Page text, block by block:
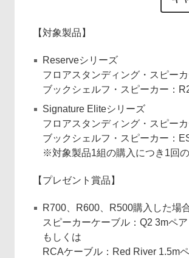
【対象製品】
Reserveシリーズ
フロアスタンディング・スピー
ブックシェルフ・スピーカー：
Signature Eliteシリーズ
フロアスタンディング・スピー
ブックシェルフ・スピーカー：
※対象製品1組の購入につき1回
【プレゼント賞品】
R700、R600、R500購入した場
スピーカーケーブル：Q2 3mペ
もしくは
RCAケーブル：Red River 1.5m